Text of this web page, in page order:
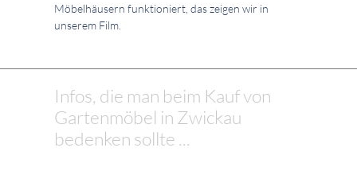
Möbelhäusern funktioniert, das zeigen wir in
unserem Film.
Infos, die man beim Kauf von
Gartenmöbel in Zwickau
bedenken sollte ...